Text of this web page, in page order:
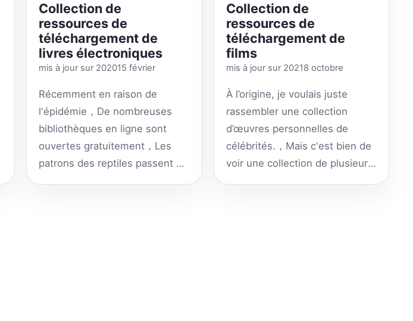
Collection de
ressources de
téléchargement de
livres électroniques
mis à jour sur 202015 février
Récemment en raison de
l'épidémie，De nombreuses
bibliothèques en ligne sont
ouvertes gratuitement，Les
patrons des reptiles passent à
Collection de
ressources de
téléchargement de
films
mis à jour sur 20218 octobre
À l’origine, je voulais juste
rassembler une collection
d’œuvres personnelles de
célébrités.，Mais c'est bien de
voir une collection de plusieurs